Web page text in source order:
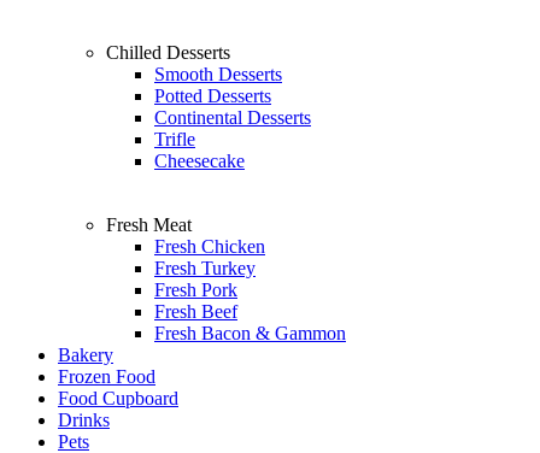
Chilled Desserts
Smooth Desserts
Potted Desserts
Continental Desserts
Trifle
Cheesecake
Fresh Meat
Fresh Chicken
Fresh Turkey
Fresh Pork
Fresh Beef
Fresh Bacon & Gammon
Bakery
Frozen Food
Food Cupboard
Drinks
Pets